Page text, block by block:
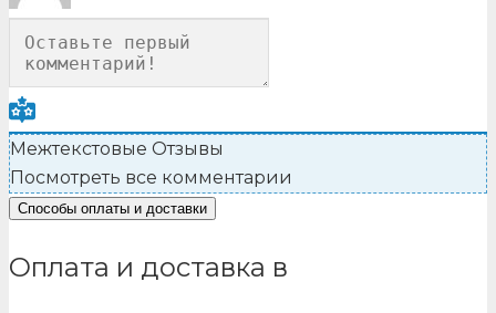
Межтекстовые Отзывы
Посмотреть все комментарии
Способы оплаты и доставки
Оплата и доставка в